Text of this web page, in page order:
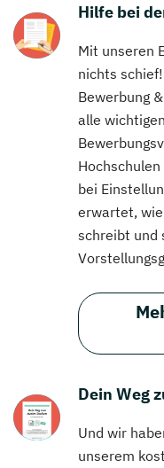
Hilfe bei
Mit unseren
nichts
Bewerbung
alle
bei
erwartet,
schreibt und
Dein Weg
Und wir
unserem